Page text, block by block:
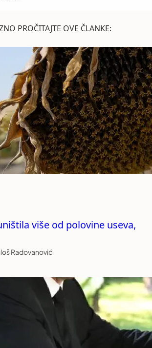
PROČITAJTE OVE ČLANKE:
više od polovine useva,
Radovanović